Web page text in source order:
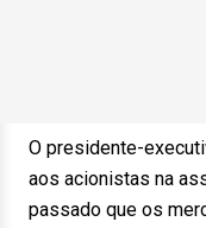
O presidente-
aos acionistas na
passado que os